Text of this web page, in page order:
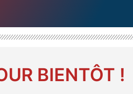
BIENTÔT !